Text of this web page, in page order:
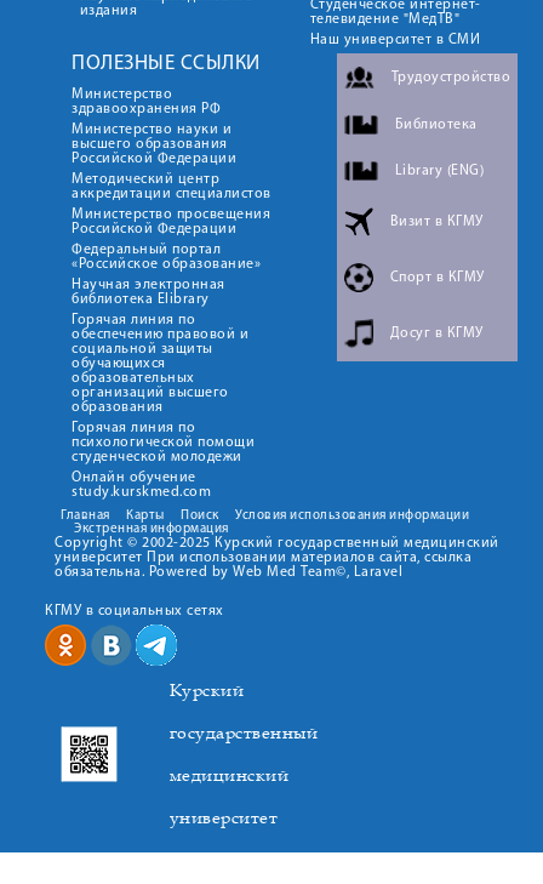
издания
Студенческое интернет-
телевидение "МедТВ"
Наш университет в СМИ
ПОЛЕЗНЫЕ ССЫЛКИ
Министерство
здравоохранения РФ
Министерство науки и
высшего образования
Российской Федерации
Методический центр
аккредитации специалистов
Министерство просвещения
Российской Федерации
Федеральный портал
«Российское образование»
Научная электронная
библиотека Elibrary
Горячая линия по
обеспечению правовой и
социальной защиты
обучающихся
образовательных
организаций высшего
образования
Горячая линия по
психологической помощи
студенческой молодежи
Онлайн обучение
study.kurskmed.com
Трудоустройство
Библиотека
Library (ENG)
Визит в КГМУ
Спорт в КГМУ
Досуг в КГМУ
Главная Карты Поиск
Условия использования информации
Экстренная информация
Copyright © 2002-2025 Курский государственный медицинский
университет При использовании материалов сайта, ссылка
обязательна. Powered by Web Med Team©, Laravel
КГМУ в социальных сетях
Курский
государственный
медицинский
университет